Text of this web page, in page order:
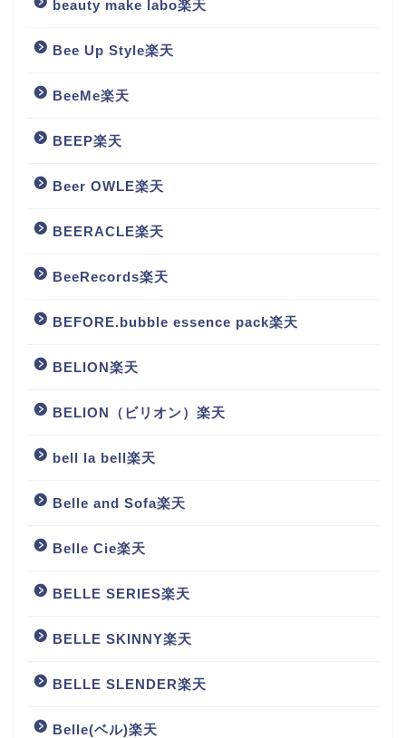
beauty make labo楽天
Bee Up Style楽天
BeeMe楽天
BEEP楽天
Beer OWLE楽天
BEERACLE楽天
BeeRecords楽天
BEFORE.bubble essence pack楽天
BELION楽天
BELION（ビリオン）楽天
bell la bell楽天
Belle and Sofa楽天
Belle Cie楽天
BELLE SERIES楽天
BELLE SKINNY楽天
BELLE SLENDER楽天
Belle(ベル)楽天